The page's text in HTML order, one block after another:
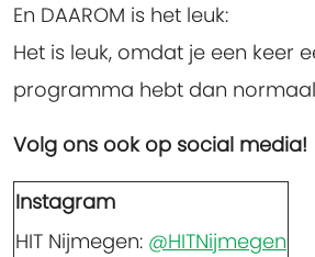
En DAAROM is het leuk:
Het is leuk, omdat je een keer
programma hebt dan
Volg ons ook op social media!
Instagram
HIT Nijmegen: @HITNijmegen